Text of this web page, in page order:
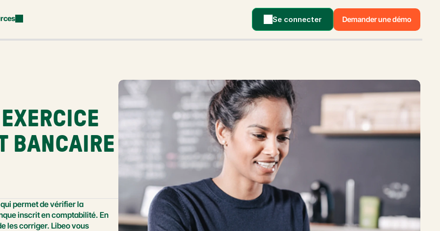
Se connecter Demander une démo
BANCAIRE
permet de vérifier la
inscrit en comptabilité. En
les corriger. Libeo vous